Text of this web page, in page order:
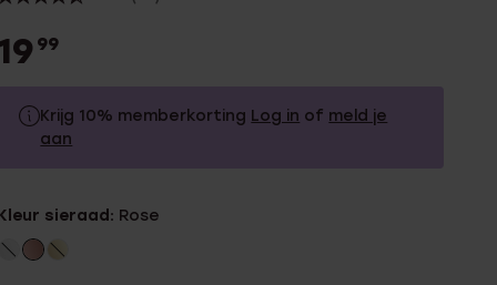
99
Krijg 10% memberkorting Log in of meld je
aan
Zonder memberkorting
sieraad: Rose